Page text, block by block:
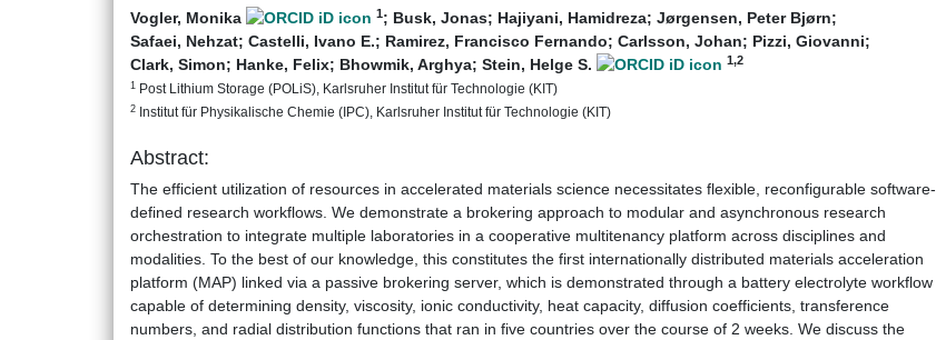
Vogler, Monika 1; Busk, Jonas; Hajiyani, Hamidreza; Jørgensen, Peter Bjørn;
Safaei, Nehzat; Castelli, Ivano E.; Ramirez, Francisco Fernando; Carlsson, Johan; Pizzi, Giovanni;
Clark, Simon; Hanke, Felix; Bhowmik, Arghya; Stein, Helge S. 1,2
1 Post Lithium Storage (POLiS), Karlsruher Institut für Technologie (KIT)
2 Institut für Physikalische Chemie (IPC), Karlsruher Institut für Technologie (KIT)
Abstract:
The efficient utilization of resources in accelerated materials science necessitates flexible, reconfigurable software-
defined research workflows. We demonstrate a brokering approach to modular and asynchronous research
orchestration to integrate multiple laboratories in a cooperative multitenancy platform across disciplines and
modalities. To the best of our knowledge, this constitutes the first internationally distributed materials acceleration
platform (MAP) linked via a passive brokering server, which is demonstrated through a battery electrolyte workflow
capable of determining density, viscosity, ionic conductivity, heat capacity, diffusion coefficients, transference
numbers, and radial distribution functions that ran in five countries over the course of 2 weeks. We discuss the